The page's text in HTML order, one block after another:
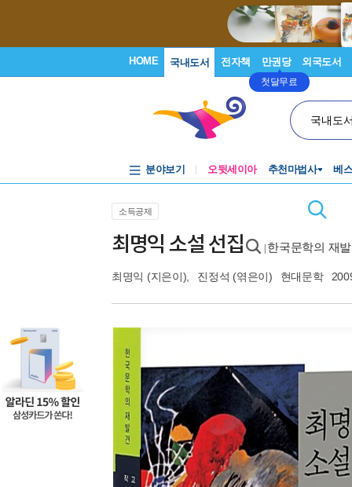
HOME 국내도서 전자책 만권당
첫달무료
외국도서
국내도
분야보기 오뒷세이아 추천마법사 베
소득공제
최명익 소설 선집 한국문학의 재
최명익 (지은이), 진정석 (엮은이) 현대문학